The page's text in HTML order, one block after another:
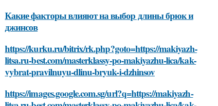
Какие факторы влияют на выбор длины брюк и
джинсов
https://kurku.ru/bitrix/rk.php?goto=https://makiyazh-
litsa.ru-best.com/masterklassy-po-makiyazhu-lica/kak-
vybrat-pravilnuyu-dlinu-bryuk-i-dzhinsov
https://images.google.com.sg/url?q=https://makiyazh-